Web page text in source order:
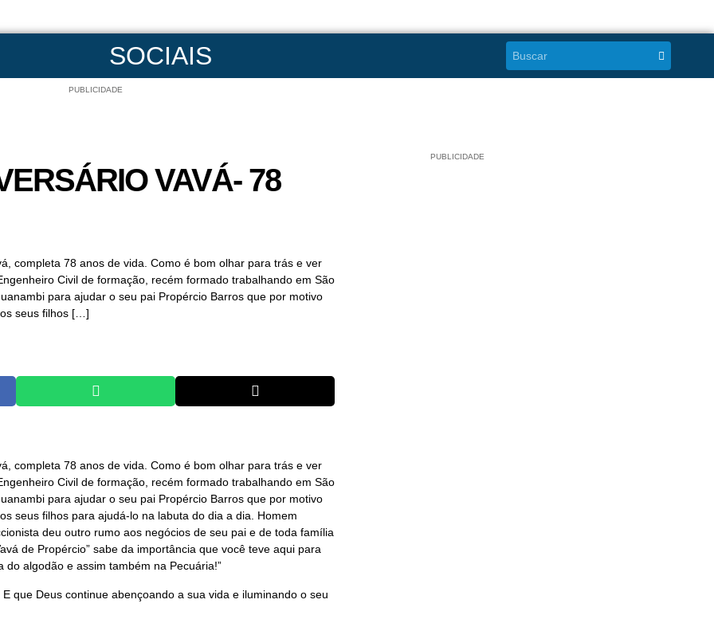
SOCIAIS
PUBLICIDADE
VAVÁ- 78
completa 78 anos de vida. Como é bom olhar para trás e ver
Civil de formação, recém formado trabalhando em São
para ajudar o seu pai Propércio Barros que por motivo
seus filhos […]
completa 78 anos de vida. Como é bom olhar para trás e ver
Civil de formação, recém formado trabalhando em São
para ajudar o seu pai Propércio Barros que por motivo
seus filhos para ajudá-lo na labuta do dia a dia. Homem
deu outro rumo aos negócios de seu pai e de toda família
de Propércio” sabe da importância que você teve aqui para
do algodão e assim também na Pecuária!”
E que Deus continue abençoando a sua vida e iluminando o seu
PUBLICIDADE